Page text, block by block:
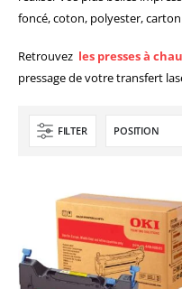
foncé, coton, polyester,
Retrouvez les presses à
pressage de votre transfert
FILTER
Encre pour transfert DTF - 2eme Génération - Blanc - 1L
49,00 €
9,50 €
7,92 €
À partir de 6,50 €
Formation en présentiel (demi-journée)